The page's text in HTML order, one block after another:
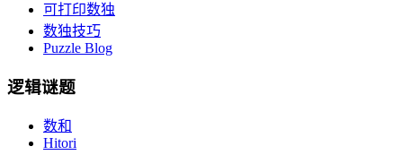
可打印数独
数独技巧
Puzzle Blog
逻辑谜题
数和
Hitori